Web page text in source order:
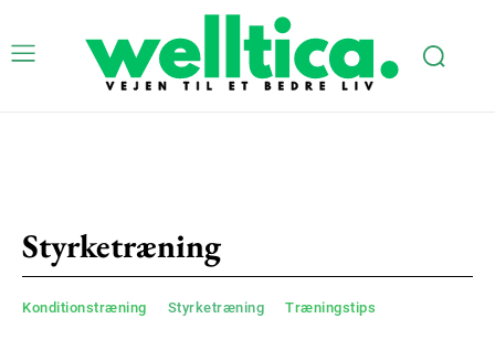
Styrketræning
Konditionstræning Styrketræning Træningstips